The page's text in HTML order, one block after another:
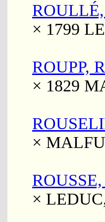
× 1799
ROUPP,
× 1829
×
×